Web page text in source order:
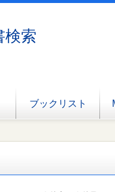
索
ブックリスト